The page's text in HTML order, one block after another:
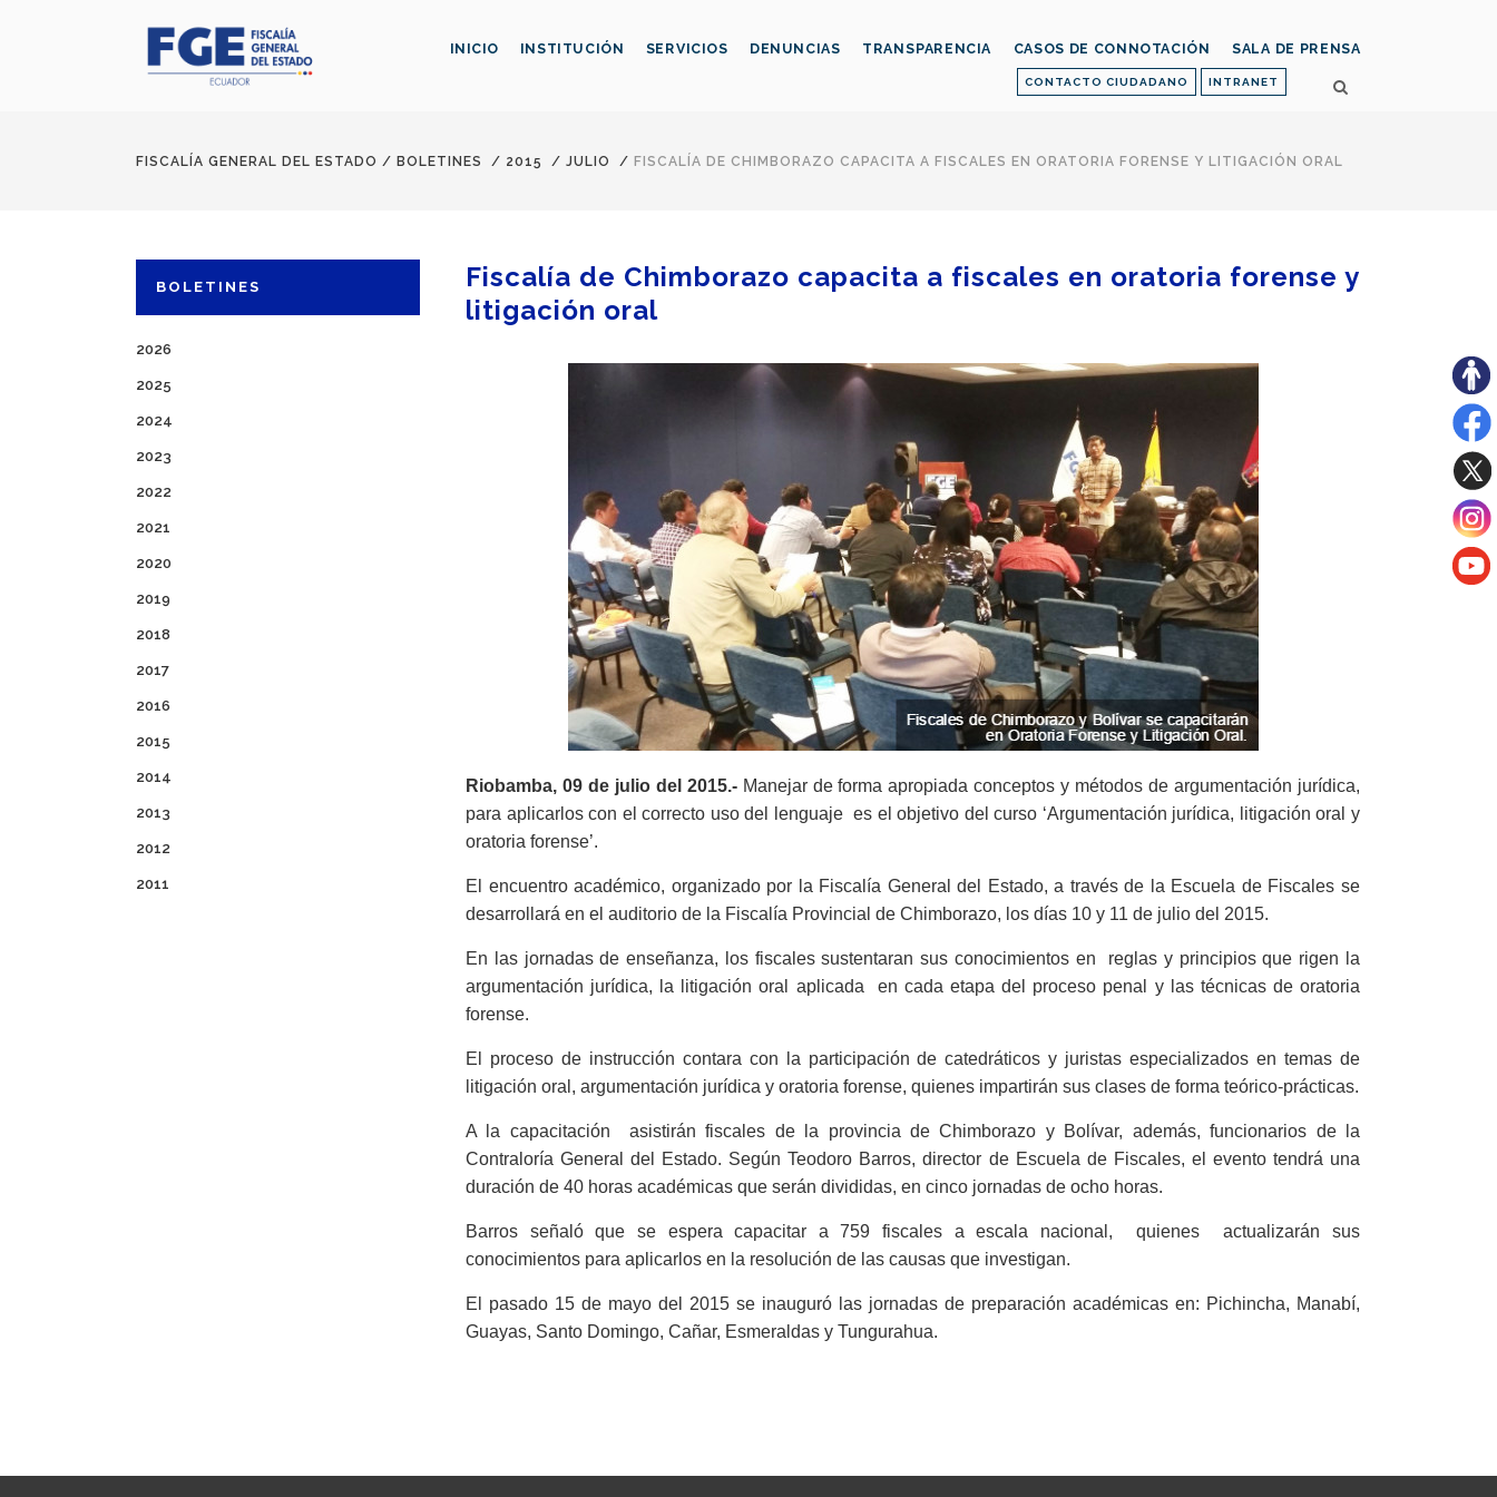
CONTACTO CIUDADANO INTRANET
INICIO INSTITUCIÓN SERVICIOS DENUNCIAS TRANSPARENCIA CASOS DE CONNOTACIÓN SALA DE PRENSA
FISCALÍA GENERAL DEL ESTADO / BOLETINES / 2015 / JULIO / FISCALÍA DE CHIMBORAZO CAPACITA A FISCALES EN ORATORIA FORENSE Y LITIGACIÓN ORAL
BOLETINES
2026
2025
2024
2023
2022
2021
2020
2019
2018
2017
2016
2015
2014
2013
2012
2011
Fiscalía de Chimborazo capacita a fiscales en oratoria forense y
litigación oral
Riobamba, 09 de julio del 2015.-Manejar de forma apropiada conceptos y métodos de argumentación jurídica,
para aplicarlos con el correcto uso del lenguaje es el objetivo del curso ‘Argumentación jurídica, litigación oral y
oratoria forense’.
El encuentro académico, organizado por la Fiscalía General del Estado, a través de la Escuela de Fiscales se
desarrollará en el auditorio de la Fiscalía Provincial de Chimborazo, los días 10 y 11 de julio del 2015.
En las jornadas de enseñanza, los fiscales sustentaran sus conocimientos en reglas y principios que rigen la
argumentación jurídica, la litigación oral aplicada en cada etapa del proceso penal y las técnicas de oratoria
forense.
El proceso de instrucción contara con la participación de catedráticos y juristas especializados en temas de
litigación oral, argumentación jurídica y oratoria forense, quienes impartirán sus clases de forma teórico-prácticas.
A la capacitación asistirán fiscales de la provincia de Chimborazo y Bolívar, además, funcionarios de la
Contraloría General del Estado. Según Teodoro Barros, director de Escuela de Fiscales, el evento tendrá una
duración de 40 horas académicas que serán divididas, en cinco jornadas de ocho horas.
Barros señaló que se espera capacitar a 759 fiscales a escala nacional, quienes actualizarán sus
conocimientos para aplicarlos en la resolución de las causas que investigan.
El pasado 15 de mayo del 2015 se inauguró las jornadas de preparación académicas en: Pichincha, Manabí,
Guayas, Santo Domingo, Cañar, Esmeraldas y Tungurahua.